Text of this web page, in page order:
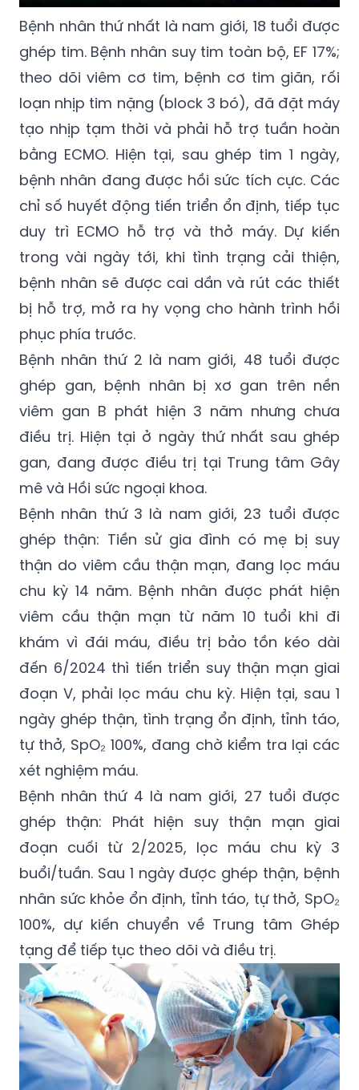
Bệnh nhân thứ nhất là nam giới, 18 tuổi được
ghép tim. Bệnh nhân suy tim toàn bộ, EF 17%;
theo dõi viêm cơ tim, bệnh cơ tim giãn, rối
loạn nhịp tim nặng (block 3 bó), đã đặt máy
tạo nhịp tạm thời và phải hỗ trợ tuần hoàn
bằng ECMO. Hiện tại, sau ghép tim 1 ngày,
bệnh nhân đang được hồi sức tích cực. Các
chỉ số huyết động tiến triển ổn định, tiếp tục
duy trì ECMO hỗ trợ và thở máy. Dự kiến
trong vài ngày tới, khi tình trạng cải thiện,
bệnh nhân sẽ được cai dần và rút các thiết
bị hỗ trợ, mở ra hy vọng cho hành trình hồi
phục phía trước.
Bệnh nhân thứ 2 là nam giới, 48 tuổi được
ghép gan, bệnh nhân bị xơ gan trên nền
viêm gan B phát hiện 3 năm nhưng chưa
điều trị. Hiện tại ở ngày thứ nhất sau ghép
gan, đang được điều trị tại Trung tâm Gây
mê và Hồi sức ngoại khoa.
Bệnh nhân thứ 3 là nam giới, 23 tuổi được
ghép thận: Tiền sử gia đình có mẹ bị suy
thận do viêm cầu thận mạn, đang lọc máu
chu kỳ 14 năm. Bệnh nhân được phát hiện
viêm cầu thận mạn từ năm 10 tuổi khi đi
khám vì đái máu, điều trị bảo tồn kéo dài
đến 6/2024 thì tiến triển suy thận mạn giai
đoạn V, phải lọc máu chu kỳ. Hiện tại, sau 1
ngày ghép thận, tình trạng ổn định, tỉnh táo,
tự thở, SpO₂ 100%, đang chờ kiểm tra lại các
xét nghiệm máu.
Bệnh nhân thứ 4 là nam giới, 27 tuổi được
ghép thận: Phát hiện suy thận mạn giai
đoạn cuối từ 2/2025, lọc máu chu kỳ 3
buổi/tuần. Sau 1 ngày được ghép thận, bệnh
nhân sức khỏe ổn định, tỉnh táo, tự thở, SpO₂
100%, dự kiến chuyển về Trung tâm Ghép
tạng để tiếp tục theo dõi và điều trị.